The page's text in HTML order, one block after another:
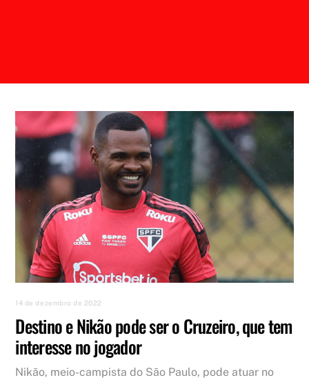
14 de dezembro de 2022
Destino e Nikão pode ser o Cruzeiro, que tem
interesse no jogador
Nikão, meio-campista do São Paulo, pode atuar no